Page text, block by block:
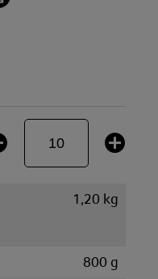
1,20 kg
800 g